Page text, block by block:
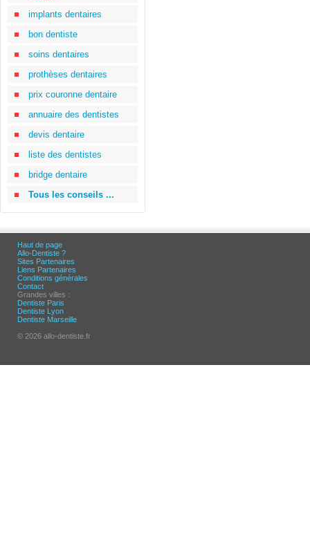
implants dentaires
bon dentiste
soins dentaires
prothèses dentaires
prix couronne dentaire
annuaire des dentistes
devis dentaire
liste des dentistes
bridge dentaire
Tous les conseils ...
Haut de page
Allo-Dentiste ?
Sites Partenaires
Liens Partenaires
Conditions générales
Contact
Grandes villes :
Dentiste Paris
Dentiste Lyon
Dentiste Marseille
© 2026 allo-dentiste.fr